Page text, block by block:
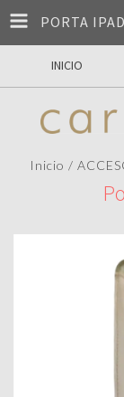
PORTA
INICIO
Inicio /